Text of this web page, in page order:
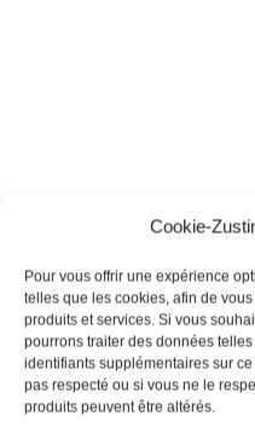
Cookie-
Pour vous offrir une expérience
telles que les cookies, afin de
produits et services. Si vous
pourrons traiter des données
identifiants supplémentaires sur
pas respecté ou si vous ne le
produits peuvent être altérés.